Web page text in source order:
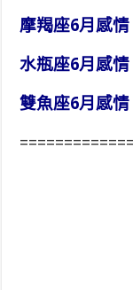
摩羯座6月感
水瓶座6月感
雙魚座6月感